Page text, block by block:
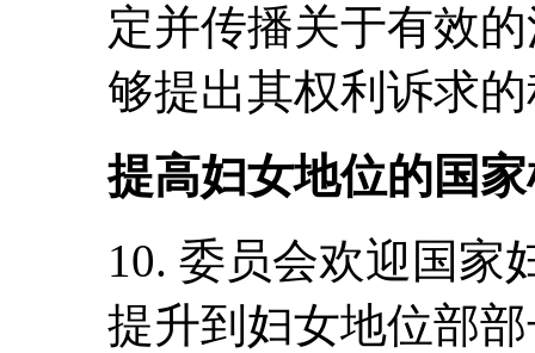
定并传播关于有效
够提出其权利诉求
提高妇女地位的国
10. 委员会欢迎国家
提升到妇女地位部